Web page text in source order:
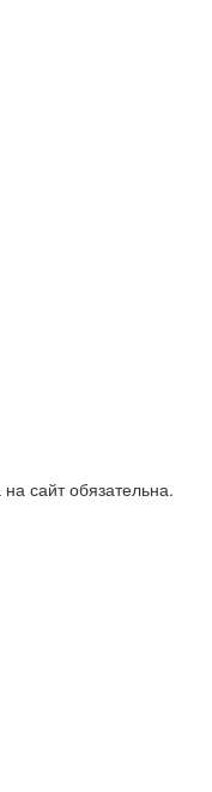
сайт обязательна.